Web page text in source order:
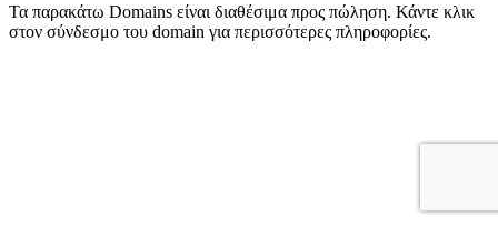
Τα παρακάτω Domains είναι διαθέσιμα προς πώληση. Κάντε κλικ
στον σύνδεσμο του domain για περισσότερες πληροφορίες.